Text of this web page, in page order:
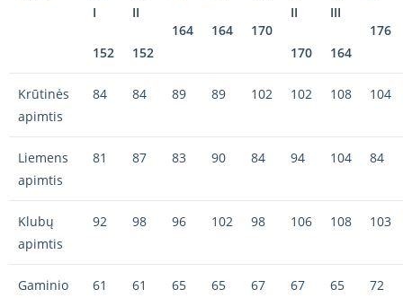
I
152
II
152
164 164 170
II
170
III
164
176
Krūtinės
apimtis
84 84 89 89 102 102 108 104
Liemens
apimtis
81 87 83 90 84 94 104 84
Klubų
apimtis
92 98 96 102 98 106 108 103
Gaminio
61 61 65 65 67 67 65 72